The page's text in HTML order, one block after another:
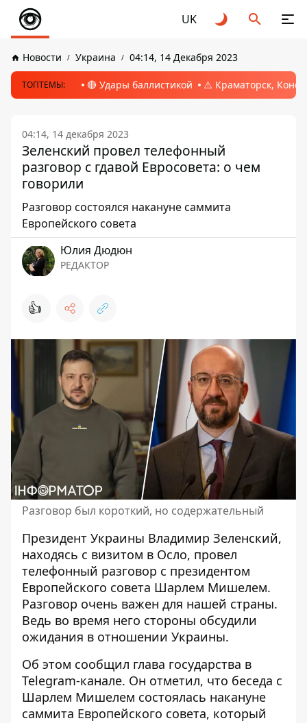
UK
Новости Украина 04:14, 14 Декабря 2023
ТОПТЕМЫ: 🔴 Удары баллистикой ⚠️ Краматорск,
04:14, 14 декабря 2023
Зеленский провел телефонный
разговор с гдавой Евросовета: о чем
говорили
Разговор состоялся накануне саммита
Европейского совета
Юлия Дюдюн
РЕДАКТОР
👍
Разговор был короткий, но содержательный
Президент Украины Владимир Зеленский,
находясь с визитом в Осло, провел
телефонный разговор с президентом
Европейского совета Шарлем Мишелем.
Разговор очень важен для нашей страны.
Ведь во время него стороны обсудили
ожидания в отношении Украины.
Об этом сообщил глава государства в
Telegram-канале. Он отметил, что беседа с
Шарлем Мишелем состоялась накануне
саммита Европейского совета, который